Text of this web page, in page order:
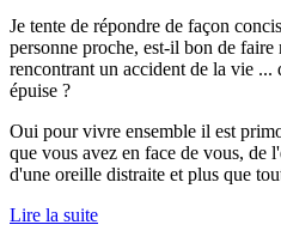
Je tente de répondre de façon
personne proche, est-il bon de
rencontrant un accident de la vie ...
épuise ?
Oui pour vivre ensemble il est
que vous avez en face de vous, de
d'une oreille distraite et plus que
Lire la suite